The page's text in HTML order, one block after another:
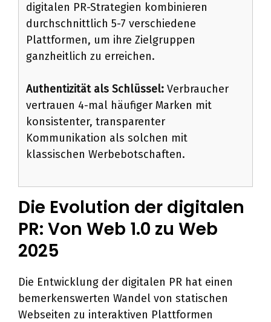
digitalen PR-Strategien kombinieren
durchschnittlich 5-7 verschiedene
Plattformen, um ihre Zielgruppen
ganzheitlich zu erreichen.
Authentizität als Schlüssel: Verbraucher
vertrauen 4-mal häufiger Marken mit
konsistenter, transparenter
Kommunikation als solchen mit
klassischen Werbebotschaften.
Die Evolution der digitalen
PR: Von Web 1.0 zu Web
2025
Die Entwicklung der digitalen PR hat einen
bemerkenswerten Wandel von statischen
Webseiten zu interaktiven Plattformen